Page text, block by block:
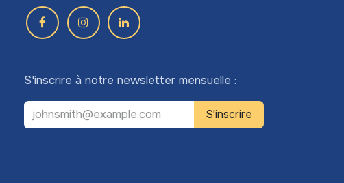
S'inscrire à notre newsletter mensuelle :
S'inscrire